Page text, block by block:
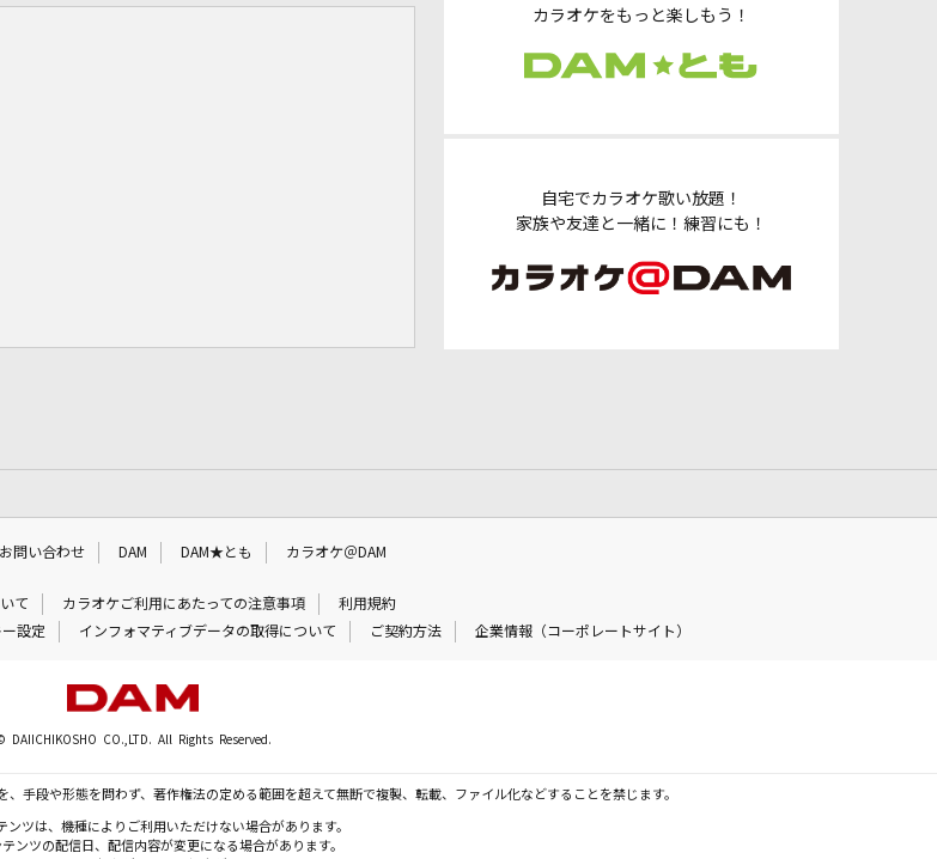
カラオケをもっと楽しもう！
自宅でカラオケ歌い放題！
家族や友達と一緒に！練習にも！
お問い合わせ DAM DAM★とも カラオケ＠DAM
て カラオケご利用にあたっての注意事項
利用規約
設定 インフォマティブデータの取得について ご契約方法 企業情報（コーポレートサイト）
DAIICHIKOSHO CO.,LTD. All Rights Reserved.
手段や形態を問わず、著作権法の定める範囲を超えて無断で複製、転載、ファイル化などすることを禁じます。
ンツは、機種によりご利用いただけない場合があります。
ンツの配信日、配信内容が変更になる場合があります。